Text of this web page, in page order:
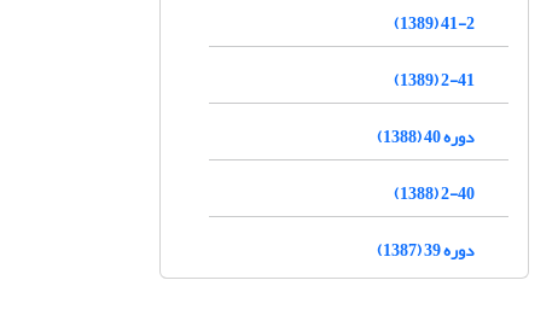
41-2 (1389)
2-41 (1389)
دوره 40 (1388)
2-40 (1388)
دوره 39 (1387)